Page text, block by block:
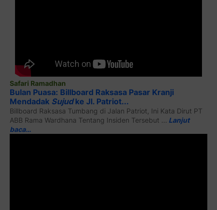
Safari Ramadhan
Bulan Puasa: Billboard Raksasa Pasar Kranji
Mendadak Sujudke Jl. Patriot...
Billboard Raksasa Tumbang di Jalan Patriot, Ini Kata Dirut PT
ABB Rama Wardhana Tentang Insiden Tersebut ...
Lanjut
baca…